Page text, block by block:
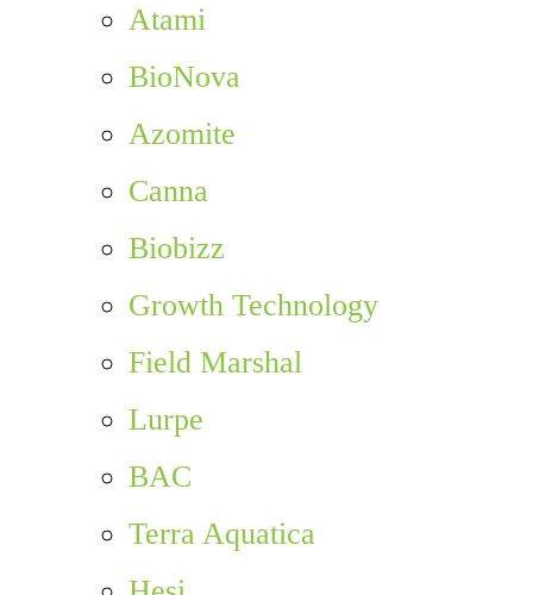
Atami
BioNova
Azomite
Canna
Biobizz
Growth Technology
Field Marshal
Lurpe
BAC
Terra Aquatica